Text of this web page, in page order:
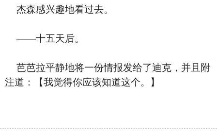
杰森感兴趣地看过去。
——十五天后。
芭芭拉平静地将一份情报发给了迪克，并且附
注道：【我觉得你应该知道这个。】